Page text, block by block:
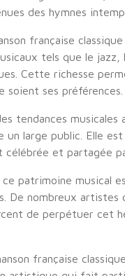
des hymnes
française
tels que le jazz,
Cette richesse
soient ses préférences.
tendances
un large public. Elle
et partagée
patrimoine musical
De nombreux artistes
de perpétuer cet
française